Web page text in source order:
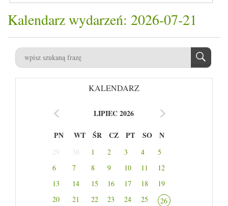
Kalendarz wydarzeń: 2026-07-21
KALENDARZ
LIPIEC 2026
PN WT ŚR CZ PT SO N
29 30 1 2 3 4
5
6
7 8 9 10 11
12
13
14 15 16 17 18
19
20
21 22 23 24 25
26